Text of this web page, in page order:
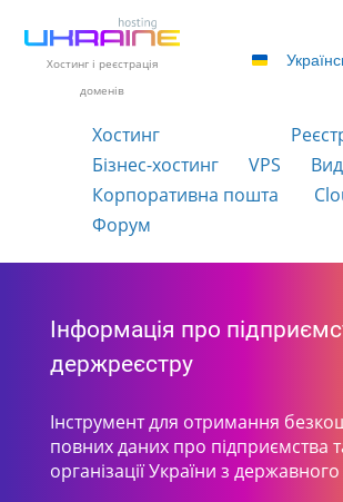
Хостинг і реєстрація
доменів
Хостинг
Бізнес-хостинг
VPS
Корпоративна пошта
Форум
Інформація про
держреєстру
Інструмент для отримання
повних даних про підприємства
організації України з